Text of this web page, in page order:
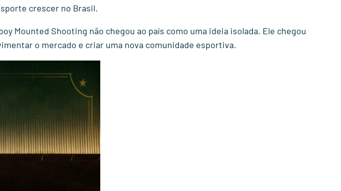
crescer no Brasil.
Mounted Shooting não chegou ao país como uma ideia isolada. Ele chegou
o mercado e criar uma nova comunidade esportiva.